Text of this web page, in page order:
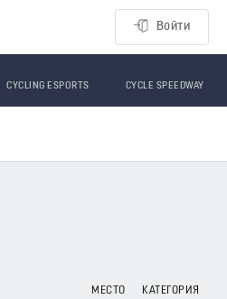
Войти
CYCLING ESPORTS CYCLE SPEEDWAY
МЕСТО КАТЕГОРИЯ